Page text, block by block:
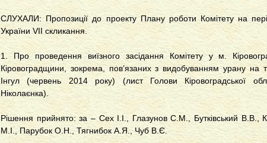
СЛУХАЛИ: Пропозиції до проекту Плану роботи Комітету на
України VII скликання.
1. Про проведення виїзного засідання Комітету у м.
Кіровоградщини, зокрема, пов’язаних з видобуванням урану на
Інгул (червень 2014 року) (лист Голови Кіровоградської
Ніколаєнка).
Рішення прийнято: за – Сех І.І., Глазунов С.М., Бутківський
М.І., Парубок О.Н., Тягнибок А.Я., Чуб В.Є.